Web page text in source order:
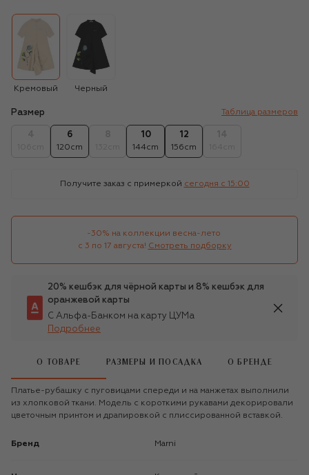
Кремовый Черный
Размер Таблица размеров
6
120cm
10
144cm
12
156cm
Получите заказ с примеркой сегодня c 15:00
-30% на коллекции весна-лето
с 3 по 17 августа! Смотреть подборку
20% кешбэк для чёрной карты и 8% кешбэк для
оранжевой карты
С Альфа-Банком на карту ЦУМа
Подробнее
О ТОВАРЕ РАЗМЕРЫ И ПОСАДКА О БРЕНДЕ
Платье-рубашку с пуговицами спереди и на манжетах выполнили
из хлопковой ткани. Модель с короткими рукавами декорировали
цветочным принтом и драпировкой с плиссированной вставкой.
Бренд Marni